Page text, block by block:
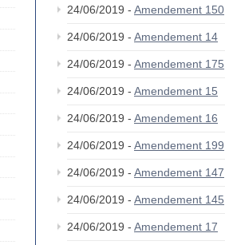
24/06/2019 - Amendement 150
24/06/2019 - Amendement 14
24/06/2019 - Amendement 175
24/06/2019 - Amendement 15
24/06/2019 - Amendement 16
24/06/2019 - Amendement 199
24/06/2019 - Amendement 147
24/06/2019 - Amendement 145
24/06/2019 - Amendement 17